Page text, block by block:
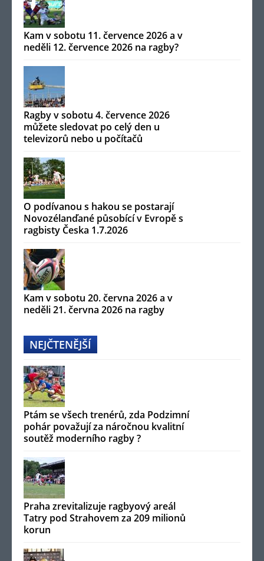
Kam v sobotu 11. července 2026 a v
neděli 12. července 2026 na ragby?
Ragby v sobotu 4. července 2026
můžete sledovat po celý den u
televizorů nebo u počítačů
O podívanou s hakou se postarají
Novozélanďané působící v Evropě s
ragbisty Česka 1.7.2026
Kam v sobotu 20. června 2026 a v
neděli 21. června 2026 na ragby
NEJČTENĚJŠÍ
Ptám se všech trenérů, zda Podzimní
pohár považují za náročnou kvalitní
soutěž moderního ragby ?
Praha zrevitalizuje ragbyový areál
Tatry pod Strahovem za 209 milionů
korun